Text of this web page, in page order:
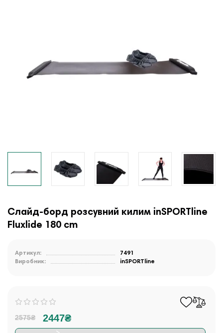
Слайд-борд розсувний килим inSPORTline
Fluxlide 180 cm
Артикул:
7491
Виробник:
inSPORTline
2575₴ 2447₴